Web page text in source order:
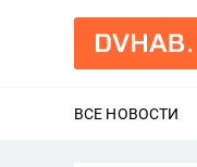
ВСЕ НОВОСТИ